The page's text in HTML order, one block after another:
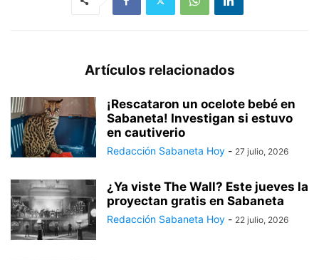
Artículos relacionados
¡Rescataron un ocelote bebé en
Sabaneta! Investigan si estuvo
en cautiverio
Redacción Sabaneta Hoy - 27 julio, 2026
¿Ya viste The Wall? Este jueves la
proyectan gratis en Sabaneta
Redacción Sabaneta Hoy - 22 julio, 2026